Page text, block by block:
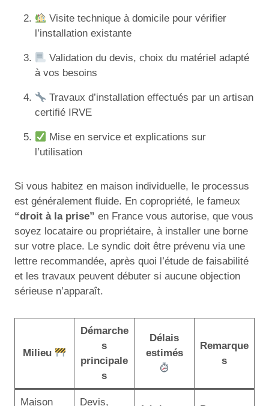
Visite technique à domicile pour vérifier
l’installation existante
Validation du devis, choix du matériel adapté
à vos besoins
Travaux d’installation effectués par un artisan
certifié IRVE
Mise en service et explications sur
l’utilisation
Si vous habitez en maison individuelle, le processus
est généralement fluide. En copropriété, le fameux
“droit à la prise” en France vous autorise, que vous
soyez locataire ou propriétaire, à installer une borne
sur votre place. Le syndic doit être prévenu via une
lettre recommandée, après quoi l’étude de faisabilité
et les travaux peuvent débuter si aucune objection
sérieuse n’apparaît.
Milieu
Démarche
s
principale
s
Délais
estimés
Remarque
s
Maison Devis,